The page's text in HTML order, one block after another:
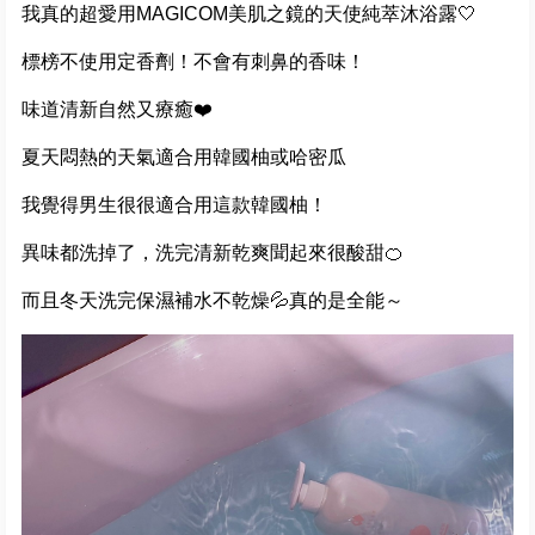
我真的超愛用MAGICOM美肌之鏡的天使純萃沐浴露🤍
標榜不使用定香劑！不會有刺鼻的香味！
味道清新自然又療癒❤️
夏天悶熱的天氣適合用韓國柚或哈密瓜
我覺得男生很很適合用這款韓國柚！
異味都洗掉了，洗完清新乾爽聞起來很酸甜🍊
而且冬天洗完保濕補水不乾燥💦真的是全能～